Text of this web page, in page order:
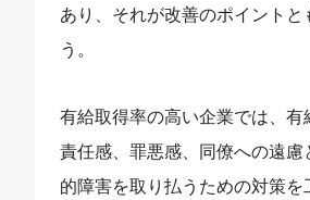
あり、それが改善のポイントと
う。
有給取得率の高い企業では、有
責任感、罪悪感、同僚への遠慮
的障害を取り払うための対策を